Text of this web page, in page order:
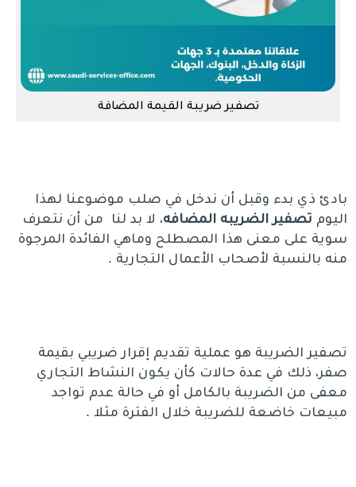
تصفير ضريبة القيمة المضافة
بادئ ذي بدء وقبل أن ندخل في صلب موضوعنا لهذا
اليوم تصفير الضريبه المضافه، لا بد لنا من أن نتعرف
سوية على معنى هذا المصطلح وماهي الفائدة المرجوة
منه بالنسبة لأصحاب الأعمال التجارية .
تصفير الضريبة هو عملية تقديم إقرار ضريبي بقيمة
صفر، ذلك في عدة حالات كأن يكون النشاط التجاري
معفى من الضريبة بالكامل أو في حالة عدم تواجد
مبيعات خاضعة للضريبة خلال الفترة مثلا .